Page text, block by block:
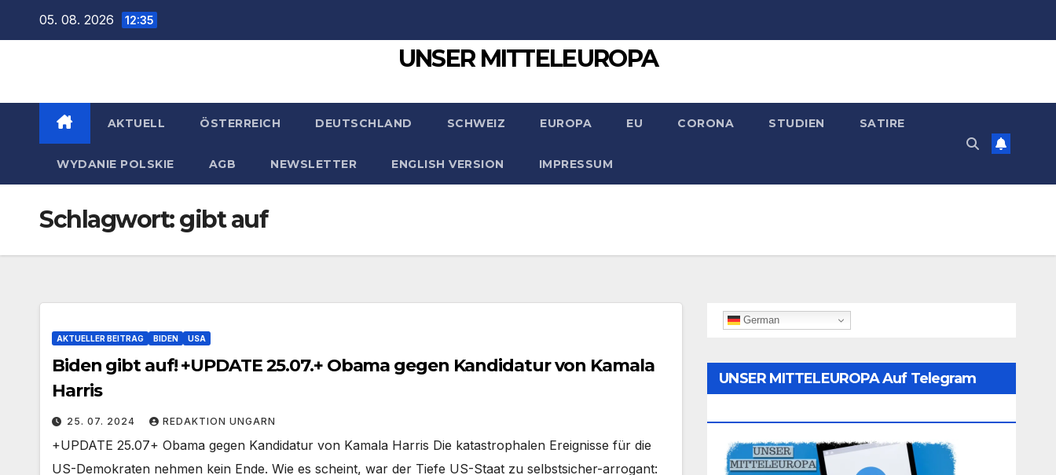
05. 08. 2026 12:35
UNSER MITTELEUROPA
AKTUELL ÖSTERREICH DEUTSCHLAND SCHWEIZ EUROPA EU CORONA STUDIEN SATIRE
WYDANIE POLSKIE AGB NEWSLETTER ENGLISH VERSION IMPRESSUM
Schlagwort:gibt auf
AKTUELLER BEITRAG BIDEN USA
Biden gibt auf! +UPDATE 25.07.+ Obama gegen Kandidatur von Kamala
Harris
25. 07. 2024 REDAKTION UNGARN
+UPDATE 25.07+ Obama gegen Kandidatur von Kamala Harris Die katastrophalen Ereignisse für die
US-Demokraten nehmen kein Ende. Wie es scheint, war der Tiefe US-Staat zu selbstsicher-arrogant:
German
UNSER MITTELEUROPA Auf Telegram